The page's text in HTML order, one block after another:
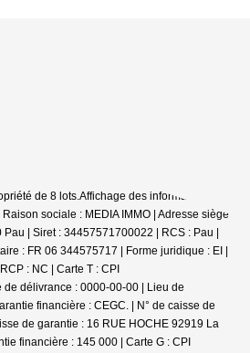
de 8 lots.Affichage des informations
sociale : MEDIA IMMO | Adresse siège
| Siret : 34457571700022 | RCS : Pau |
: FR 06 344575717 | Forme juridique : EI |
: NC | Carte T : CPI
délivrance : 0000-00-00 | Lieu de
financière : CEGC. | N° de caisse de
de garantie : 16 RUE HOCHE 92919 La
financière : 145 000 | Carte G : CPI